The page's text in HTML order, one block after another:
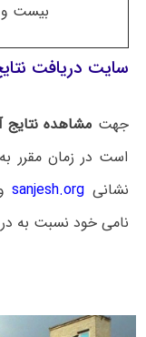
بیست
سایت دریافت
جهت مشاهده نتایج
است در زمان مقرر
نشانی sanjesh.org
نامی خود نسبت به